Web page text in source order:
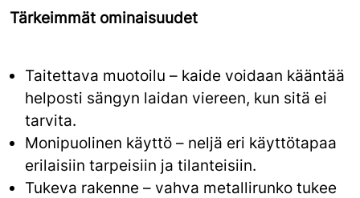
Tärkeimmät ominaisuudet
Taitettava muotoilu – kaide voidaan kääntää
helposti sängyn laidan viereen, kun sitä ei
tarvita.
Monipuolinen käyttö – neljä eri käyttötapaa
erilaisiin tarpeisiin ja tilanteisiin.
Tukeva rakenne – vahva metallirunko tukee